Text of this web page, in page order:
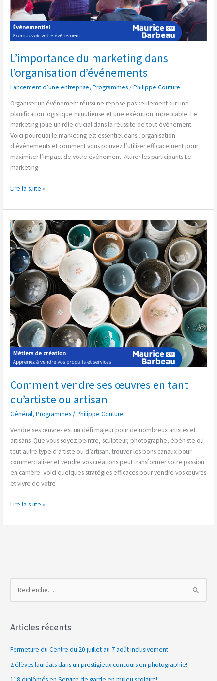
L’importance du marketing dans
l’organisation d’événements
Lancement d’une entreprise,Programmes/Philippe Couture
Organiser un événement réussi ne repose pas seulement sur une
planification logistique minutieuse et une exécution impeccable. Le
marketing joue un rôle crucial dans la réussite de tout événement.
Voici pourquoi le marketing est essentiel dans l’organisation
d’événements et comment vous pouvez l’utiliser efficacement pour
maximiser l’impact de votre événement. Attirer les participants Le
marketing
Lire la suite »
Comment vendre ses œuvres en tant
qu’artiste ou artisan
Général,Programmes/Philippe Couture
Vendre ses œuvres est un défi majeur pour de nombreux artistes et
artisans. Que vous soyez peintre, sculpteur, photographe, ébéniste ou
tout autre type d’artiste ou d’artisan, trouver les bons canaux pour
commercialiser et vendre vos créations peut transformer votre passion
en carrière. Voici quelques stratégies efficaces pour vendre vos œuvres
et vivre de votre
Comment
vendre
ses
œuvres
en
tant
qu’artiste
ou
artisan
Lire la suite »
h
Articles récents
Fermeture du Centre du 20 juillet au 7 août inclusivement
2 élèves lauréats dans un prestigieux concours en photographie!
118 diplômés en Service de garde en milieu scolaire!